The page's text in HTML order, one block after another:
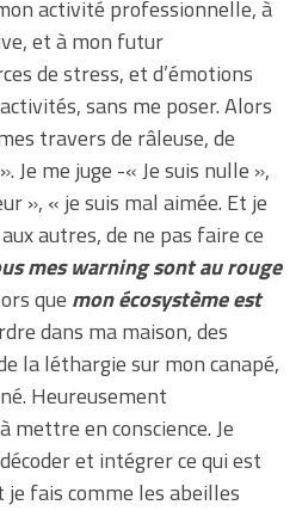
activité professionnelle, à
et à mon futur
de stress, et d’émotions
sans me poser. Alors
travers de râleuse, de
Je me juge -« Je suis nulle »,
», « je suis mal aimée. Et je
autres, de ne pas faire ce
mes warning sont au rouge
que mon écosystème est
dans ma maison, des
la léthargie sur mon canapé,
Heureusement
mettre en conscience. Je
et intégrer ce qui est
fais comme les abeilles